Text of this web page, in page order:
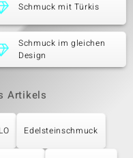
Schmuck mit Türkis
Schmuck im gleichen
Design
Artikels
Edelsteinschmuck